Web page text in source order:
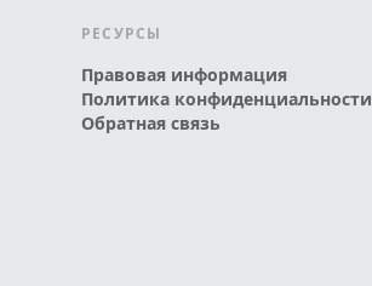
РЕСУРСЫ
Правовая информация
Политика конфиденциальности
Обратная связь